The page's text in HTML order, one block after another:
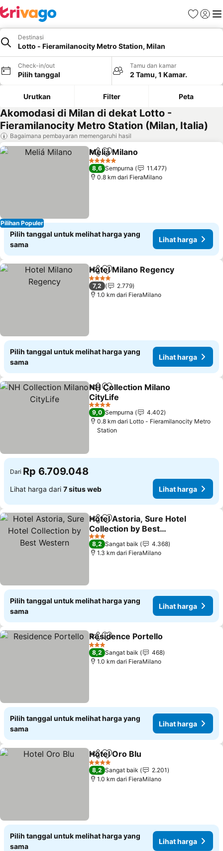
FavoritLogin
Destinasi
Lotto - Fieramilanocity Metro Station, Milan
Check-in/out
Pilih tanggal
Tamu dan kamar
2 Tamu, 1 Kamar.
Urutkan Filter Peta
Akomodasi di Milan di dekat Lotto -
Fieramilanocity Metro Station (Milan, Italia)
Bagaimana pembayaran memengaruhi hasil
Pilihan Populer
BagikanTambahkan ke favorit
Meliá Milano
5 Bintang
8,6 Sempurna
11.477
0.8 km dari FieraMilano
Pilih tanggal untuk melihat harga yang
sama
Lihat harga
BagikanTambahkan ke favorit
Hotel Milano Regency
4 Bintang
7,2
2.779
1.0 km dari FieraMilano
Pilih tanggal untuk melihat harga yang
sama
Lihat harga
BagikanTambahkan ke favorit
NH Collection Milano
CityLife
4 Bintang
9,0 Sempurna
4.402
0.8 km dari Lotto - Fieramilanocity Metro
Station
Dari Rp 6.709.048
Lihat harga dari 7 situs web Lihat harga
BagikanTambahkan ke favorit
Hotel Astoria, Sure Hotel
Collection by Best
Western
3 Bintang
8,2 Sangat baik
4.368
1.3 km dari FieraMilano
Pilih tanggal untuk melihat harga yang
sama
Lihat harga
BagikanTambahkan ke favorit
Residence Portello
3 Bintang
8,2 Sangat baik
468
1.0 km dari FieraMilano
Pilih tanggal untuk melihat harga yang
sama
Lihat harga
BagikanTambahkan ke favorit
Hotel Oro Blu
4 Bintang
8,2 Sangat baik
2.201
1.0 km dari FieraMilano
Pilih tanggal untuk melihat harga yang
sama
Lihat harga